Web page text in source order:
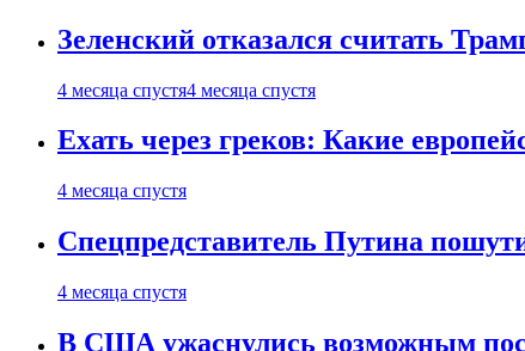
Зеленский отказался считать
4 месяца спустя4 месяца спустя
Ехать через греков: Какие
4 месяца спустя
Спецпредставитель Путина
4 месяца спустя
В США ужаснулись возможным